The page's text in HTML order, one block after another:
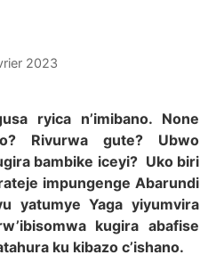
2023
ryica n’imibano. None
Rivurwa gute? Ubwo
bambike iceyi? Uko biri
impungenge Abarundi
yatumye Yaga yiyumvira
kugira abafise
ku kibazo c’ishano.